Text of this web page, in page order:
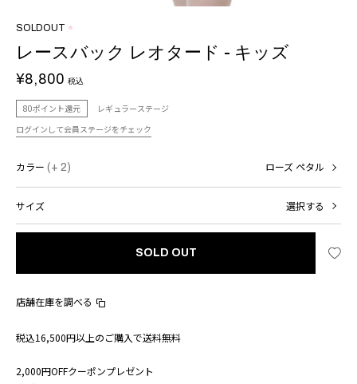
SOLDOUT
レースバック レオタード - キッズ
¥8,800 税込
80ポイント還元
レギュラーステージ
ログインして会員ステージをチェック
カラー (+ 2) ローズ ペタル
サイズ 選択する
SOLD OUT
店舗在庫を調べる
税込16,500円以上のご購入で送料無料
2,000円OFFクーポンプレゼント